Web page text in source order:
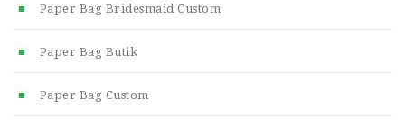
Paper Bag Bridesmaid Custom
Paper Bag Butik
Paper Bag Custom